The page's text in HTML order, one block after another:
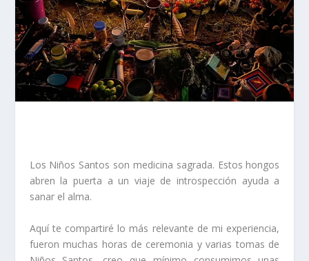
Los Niños Santos son medicina sagrada. Estos hongos
abren la puerta a un viaje de introspección ayuda a
sanar el alma.
Aquí te compartiré lo más relevante de mi experiencia,
fueron muchas horas de ceremonia y varias tomas de